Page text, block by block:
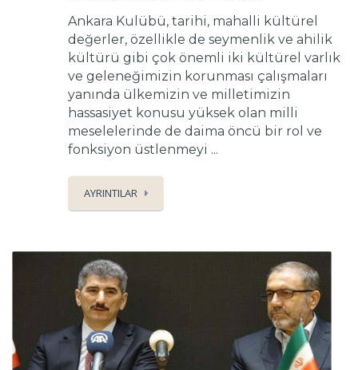
Ankara Kulübü, tarihi, mahalli kültürel
değerler, özellikle de seymenlik ve ahilik
kültürü gibi çok önemli iki kültürel varlık
ve geleneğimizin korunması çalışmaları
yanında ülkemizin ve milletimizin
hassasiyet konusu yüksek olan milli
meselelerinde de daima öncü bir rol ve
fonksiyon üstlenmeyi ...
AYRINTILAR